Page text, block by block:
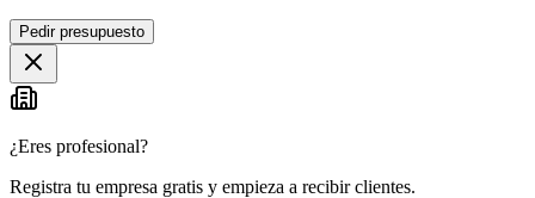
Pedir presupuesto
¿Eres profesional?
Registra tu empresa gratis y empieza a recibir clientes.